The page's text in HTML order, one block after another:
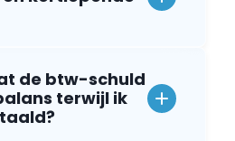
de btw-schuld
terwijl ik